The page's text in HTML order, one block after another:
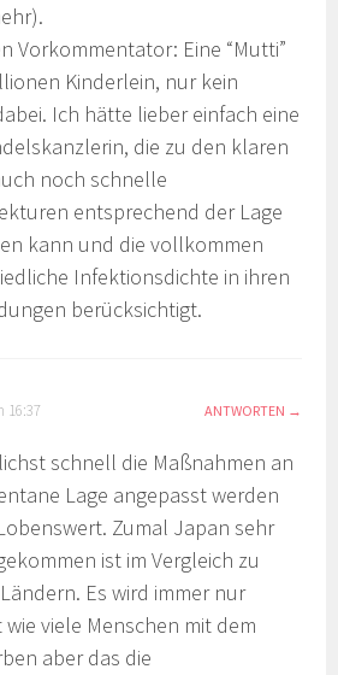
Vorkommentator: Eine “Mutti”
Kinderlein, nur kein
Ich hätte lieber einfach eine
die zu den klaren
noch schnelle
entsprechend der Lage
kann und die vollkommen
Infektionsdichte in ihren
berücksichtigt.
16:37 ANTWORTEN
schnell die Maßnahmen an
Lage angepasst werden
Zumal Japan sehr
ist im Vergleich zu
Es wird immer nur
viele Menschen mit dem
aber das die